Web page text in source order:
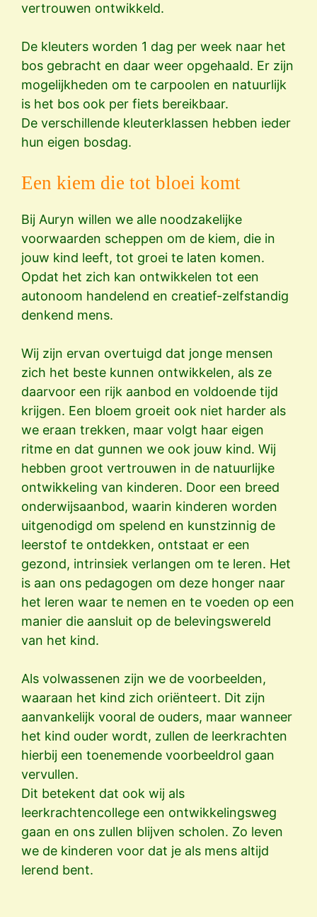
vertrouwen ontwikkeld.
De kleuters worden 1 dag per week naar het
bos gebracht en daar weer opgehaald. Er zijn
mogelijkheden om te carpoolen en natuurlijk
is het bos ook per fiets bereikbaar.
De verschillende kleuterklassen hebben ieder
hun eigen bosdag.
Een kiem die tot bloei komt
Bij Auryn willen we alle noodzakelijke
voorwaarden scheppen om de kiem, die in
jouw kind leeft, tot groei te laten komen.
Opdat het zich kan ontwikkelen tot een
autonoom handelend en creatief-zelfstandig
denkend mens.
Wij zijn ervan overtuigd dat jonge mensen
zich het beste kunnen ontwikkelen, als ze
daarvoor een rijk aanbod en voldoende tijd
krijgen. Een bloem groeit ook niet harder als
we eraan trekken, maar volgt haar eigen
ritme en dat gunnen we ook jouw kind. Wij
hebben groot vertrouwen in de natuurlijke
ontwikkeling van kinderen. Door een breed
onderwijsaanbod, waarin kinderen worden
uitgenodigd om spelend en kunstzinnig de
leerstof te ontdekken, ontstaat er een
gezond, intrinsiek verlangen om te leren. Het
is aan ons pedagogen om deze honger naar
het leren waar te nemen en te voeden op een
manier die aansluit op de belevingswereld
van het kind.
Als volwassenen zijn we de voorbeelden,
waaraan het kind zich oriënteert. Dit zijn
aanvankelijk vooral de ouders, maar wanneer
het kind ouder wordt, zullen de leerkrachten
hierbij een toenemende voorbeeldrol gaan
vervullen.
Dit betekent dat ook wij als
leerkrachtencollege een ontwikkelingsweg
gaan en ons zullen blijven scholen. Zo leven
we de kinderen voor dat je als mens altijd
lerend bent.